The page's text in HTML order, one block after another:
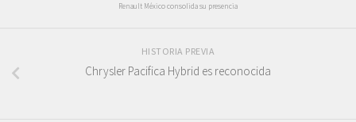
Renault México consolida su presencia
HISTORIA PREVIA
Chrysler Pacifica Hybrid es reconocida